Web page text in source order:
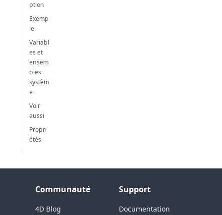
ption
Exemp
le
Variabl
es et
ensem
bles
systèm
e
Voir
aussi
Propri
étés
Communauté
4D Blog
Support
Documentation